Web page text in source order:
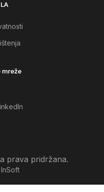
mreže
prava pridržana.
InSoft